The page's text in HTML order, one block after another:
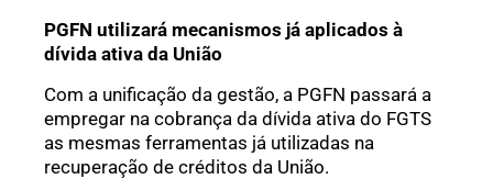
PGFN utilizará mecanismos já aplicados à
dívida ativa da União
Com a unificação da gestão, a PGFN passará a
empregar na cobrança da dívida ativa do FGTS
as mesmas ferramentas já utilizadas na
recuperação de créditos da União.